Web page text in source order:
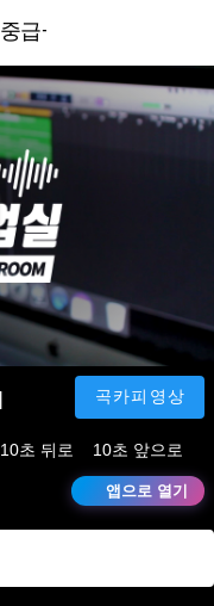
급+고급]
곡카피영상
10초 뒤로 10초 앞으로
앱으로 열기